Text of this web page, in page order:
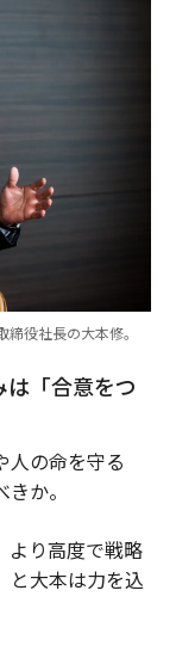
役社長の大本修。
「合意をつ
人の命を守る
か。
より高度で戦略
と大本は力を込